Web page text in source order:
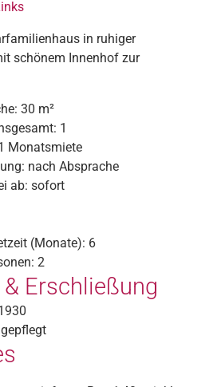
in ruhiger
schönem Innenhof zur
30 m²
1
Monatsmiete
nach Absprache
ab: sofort
(Monate): 6
2
Erschließung
gepflegt